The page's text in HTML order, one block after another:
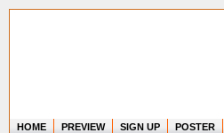
HOME PREVIEW SIGN UP POSTER